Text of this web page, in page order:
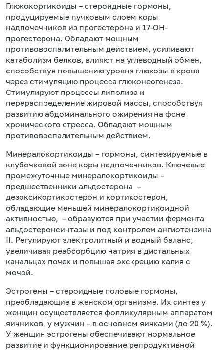
Глюкокортикоиды – стероидные гормоны,
продуцируемые пучковым слоем коры
надпочечников из прогестерона и 17-ОН-
прогестерона. Обладают мощным
противовоспалительным действием, усиливают
катаболизм белков, влияют на углеводный обмен,
способствуя повышению уровня глюкозы в крови
через стимуляцию процесса глюконеогенеза.
Стимулируют процессы липолиза и
перераспределение жировой массы, способствуя
развитию абдоминального ожирения на фоне
хронического стресса. Обладают мощным
противовоспалительным действием.
Минералокортикоиды – гормоны, синтезируемые в
клубочковой зоне коры надпочечников. Ключевые
промежуточные минералокортикоиды –
предшественники альдостерона –
дезоксикортикостерон и кортикостерон,
обладающие меньшей минералокортикоидной
активностью, – образуются при участии фермента
альдостеронсинтазы и под контролем ангиотензина
II. Регулируют электролитный и водный баланс,
увеличивая реабсорбцию натрия в дистальных
канальцах почек и повышая экскрецию калия с
мочой.
Эстрогены – стероидные половые гормоны,
преобладающие в женском организме. Их синтез у
женщин осуществляется фолликулярным аппаратом
яичников, у мужчин – в основном яичками (до 20 %).
У женщин эстрогены обеспечивают нормальное
развитие и функционирование репродуктивной